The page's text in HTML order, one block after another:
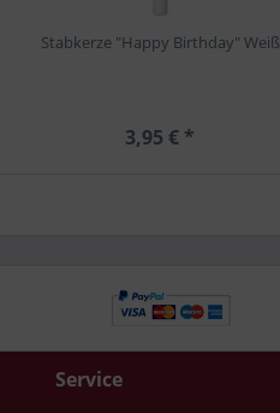
Stabkerze "Happy Birthday" Weiß
3,95 € *
Service